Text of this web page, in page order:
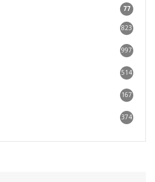
77
823
997
514
167
374